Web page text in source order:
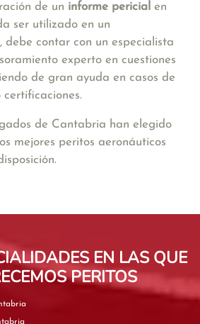
de un informe pericial en
ser utilizado en un
debe contar con un especialista
experto en cuestiones
de gran ayuda en casos de
certificaciones.
de Cantabria han elegido
mejores peritos aeronáuticos
EN LAS QUE
PERITOS
en Cantabria
en Cantabria